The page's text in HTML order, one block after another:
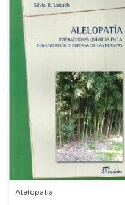
Alelopatía